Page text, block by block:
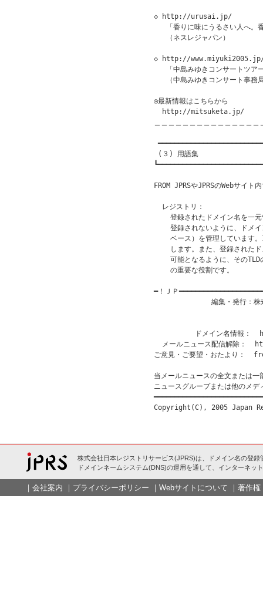
◇ http://urusai.jp/
「香りに味にうるさい人へ。
   （ネスレジャパン）
◇ http://
「中島みゆきコンサートツア
（中島みゆきコンサート事務
◎最新情報はこちらから
  http://mitsuketa.jp/
(３) 用語集
FROM JPRSやJPRSのWebサイ
  レジストリ：
登録されたドメイン名を一
登録されないように、ドメ
ベース）を管理しています
します。また、登録された
可能となるように、そのTLD
    の重要な役割です。
━！ＪＰ
編集・発行：株
ドメイン名情報：
メールニュース配信解除：
ご意見・ご要望・おたより：
当メールニュースの全文または
ニュースグループまたは他のメ
株式会社日本レジストリサービス(JPRS)は、ドメイン名の登録
ドメインネームシステム(DNS)の運用を通して、インターネッ
｜ 会社案内 ｜ プライバシーポリシー ｜ Webサイトについて ｜ 著作権